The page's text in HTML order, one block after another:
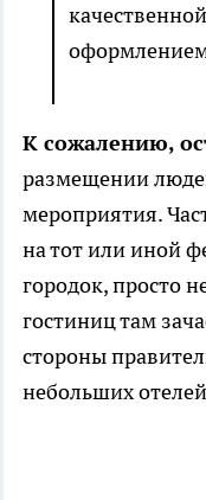
К сожалению,
размещении
мероприятия.
на тот или иной
городок, просто
гостиниц там
стороны
небольших